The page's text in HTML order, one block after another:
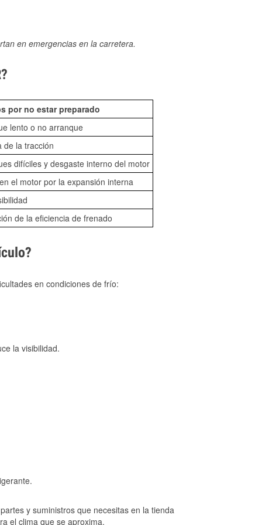
en emergencias en la carretera.
por no estar preparado
lento o no arranque
de la tracción
difíciles y desgaste interno del motor
el motor por la expansión interna
de la eficiencia de frenado
en condiciones de frío:
la visibilidad.
y suministros que necesitas en la tienda
el clima que se aproxima.